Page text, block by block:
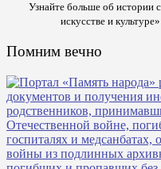
Узнайте больше об истории
искусстве и культуре»
Помним вечно